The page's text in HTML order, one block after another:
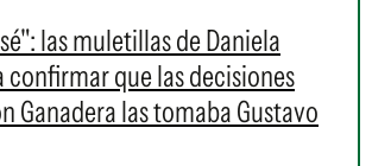
las muletillas de Daniela
confirmar que las decisiones
Ganadera las tomaba Gustavo